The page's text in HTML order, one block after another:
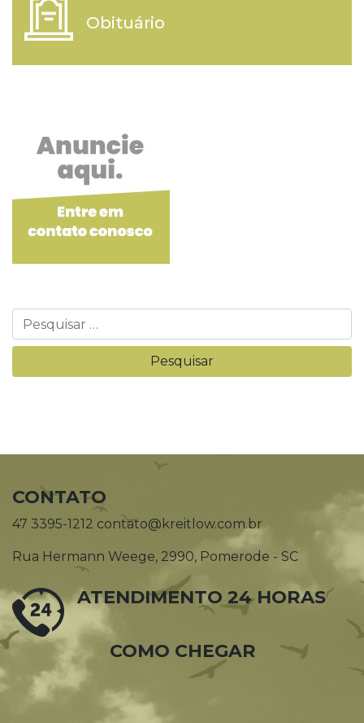
Obituário
CONTATO
47 3395-1212 contato@kreitlow.com.br
Rua Hermann Weege, 2990, Pomerode - SC
ATENDIMENTO 24 HORAS
COMO CHEGAR